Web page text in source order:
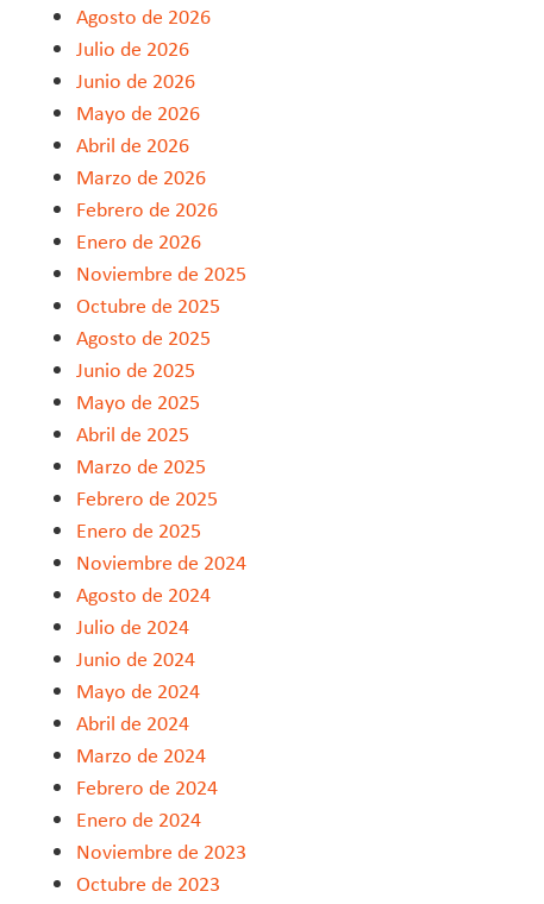
Agosto de 2026
Julio de 2026
Junio de 2026
Mayo de 2026
Abril de 2026
Marzo de 2026
Febrero de 2026
Enero de 2026
Noviembre de 2025
Octubre de 2025
Agosto de 2025
Junio de 2025
Mayo de 2025
Abril de 2025
Marzo de 2025
Febrero de 2025
Enero de 2025
Noviembre de 2024
Agosto de 2024
Julio de 2024
Junio de 2024
Mayo de 2024
Abril de 2024
Marzo de 2024
Febrero de 2024
Enero de 2024
Noviembre de 2023
Octubre de 2023